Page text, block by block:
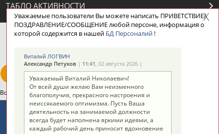
ТАБЛО АКТИВНОСТИ
ЦЕЛИ ПРОЕКТА НАШИ КНОПКИ
Вопросы сотрудничества и совместной деятельности
Адресов в новостной рассылке: 996
Подпишись
Уважаемые пользователи Вы можете написать ПРИВЕТСТВИЕ/
ПОЗДРАВЛЕНИЕ/СООБЩЕНИЕ любой персоне, информация о
которой содержится в нашей БД Персоналий!
Виталий ЛОГВИН
Александр Петухов| 11:41, 02 августа 2026 |
Уважаемый Виталий Николаевич!
От всей души желаю Вам неизменного
благополучия, прекрасного настроения и
неиссякаемого оптимизма. Пусть Ваша
деятельность на занимаемой должности
всегда будет наполнена яркими идеями, а
каждый рабочий день приносит вдохновение